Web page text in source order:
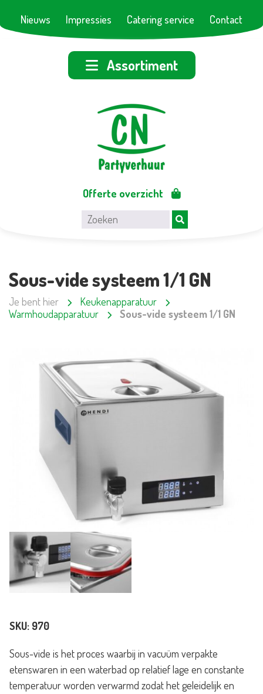
Nieuws Impressies Catering service Contact
Assortiment
Offerte overzicht
Sous-vide systeem 1/1 GN
Je bent hier
Keukenapparatuur
Warmhoudapparatuur
Sous-vide systeem 1/1 GN
SKU: 970
Sous-vide is het proces waarbij in vacuüm verpakte
etenswaren in een waterbad op relatief lage en constante
temperatuur worden verwarmd zodat het geleidelijk en